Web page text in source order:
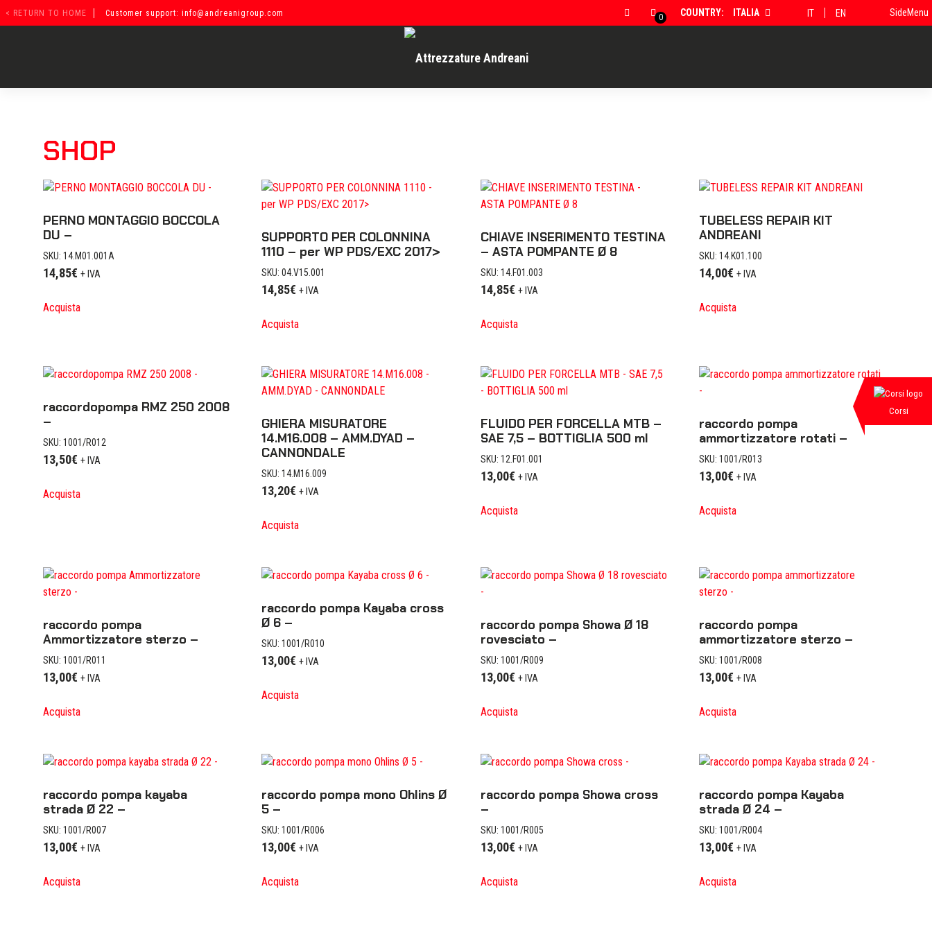
al
< RETURN TO HOME Customer support: info@andreanigroup.com 0 COUNTRY: ITALIA IT EN SideMenu
SHOP
PERNO MONTAGGIO BOCCOLA
DU –
SKU: 14.M01.001A
14,85€ + IVA
Acquista
SUPPORTO PER COLONNINA
1110 – per WP PDS/EXC 2017>
SKU: 04.V15.001
14,85€ + IVA
Acquista
CHIAVE INSERIMENTO TESTINA
– ASTA POMPANTE Ø 8
SKU: 14.F01.003
14,85€ + IVA
Acquista
TUBELESS REPAIR KIT
ANDREANI
SKU: 14.K01.100
14,00€ + IVA
Acquista
raccordopompa RMZ 250 2008
–
SKU: 1001/R012
13,50€ + IVA
Acquista
GHIERA MISURATORE
14.M16.008 – AMM.DYAD –
CANNONDALE
SKU: 14.M16.009
13,20€ + IVA
Acquista
FLUIDO PER FORCELLA MTB –
SAE 7,5 – BOTTIGLIA 500 ml
SKU: 12.F01.001
13,00€ + IVA
Acquista
raccordo pompa
ammortizzatore rotati –
SKU: 1001/R013
13,00€ + IVA
Acquista
raccordo pompa
Ammortizzatore sterzo –
SKU: 1001/R011
13,00€ + IVA
Acquista
raccordo pompa Kayaba cross
Ø 6 –
SKU: 1001/R010
13,00€ + IVA
Acquista
raccordo pompa Showa Ø 18
rovesciato –
SKU: 1001/R009
13,00€ + IVA
Acquista
raccordo pompa
ammortizzatore sterzo –
SKU: 1001/R008
13,00€ + IVA
Acquista
raccordo pompa kayaba
strada Ø 22 –
SKU: 1001/R007
13,00€ + IVA
Acquista
raccordo pompa mono Ohlins Ø
5 –
SKU: 1001/R006
13,00€ + IVA
Acquista
raccordo pompa Showa cross
–
SKU: 1001/R005
13,00€ + IVA
Acquista
raccordo pompa Kayaba
strada Ø 24 –
SKU: 1001/R004
13,00€ + IVA
Acquista
Corsi